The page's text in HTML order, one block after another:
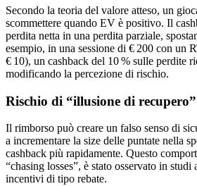
Secondo la teoria del valore atteso, un
scommettere quando EV è positivo. Il
perdita netta in una perdita parziale,
esempio, in una sessione di € 200 con un
€ 10), un cashback del 10 % sulle perdite
modificando la percezione di rischio.
Rischio di “illusione di recupero”
Il rimborso può creare un falso senso di
a incrementare la size delle puntate nella
cashback più rapidamente. Questo
“chasing losses”, è stato osservato in
incentivi di tipo rebate.